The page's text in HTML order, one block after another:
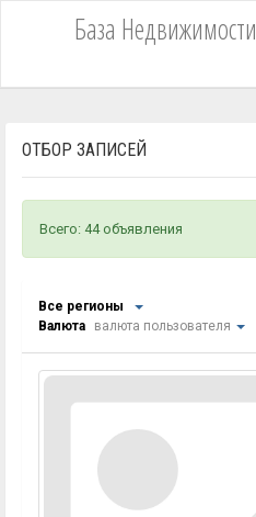
База Недвижимости
ОТБОР ЗАПИСЕЙ
Всего: 44 объявления
Все регионы
Валюта
валюта пользователя